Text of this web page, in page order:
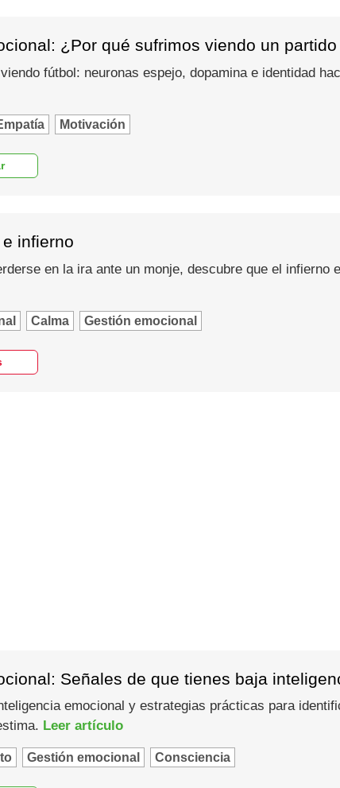
¿Por qué sufrimos viendo un
fútbol: neuronas espejo, dopamina e identidad
Motivación
infierno
en la ira ante un monje, descubre que el
Calma Gestión emocional
Señales de que tienes baja
emocional y estrategias prácticas para
Leer artículo
Gestión emocional Consciencia